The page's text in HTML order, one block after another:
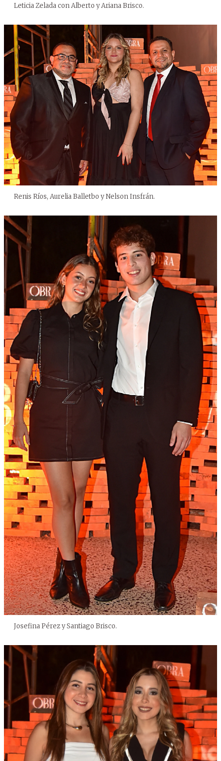
Leticia Zelada con Alberto y Ariana Brisco.
Renis Ríos, Aurelia Balletbo y Nelson Insfrán.
Josefina Pérez y Santiago Brisco.